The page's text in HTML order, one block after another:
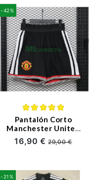
-42%
Pantalón Corto
Manchester United
Primera Equipación
2026/2027 Negro
16,90 €29,00 €
-21%